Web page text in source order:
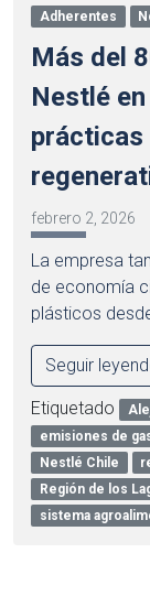
Adherentes
Más del
Nestlé
prácticas
febrero 2, 2026
La empresa
de economía
plásticos
Seguir
Etiquetado
emisiones de
Nestlé Chile
Región de los
sistema